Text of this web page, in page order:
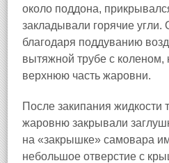
около поддона,
закладывали горячие
благодаря поддуванию
вытяжной трубе с
верхнюю часть жаровни.
После закипания жидкости
жаровню закрывали
на «закрышке» самовара
небольшое отверстие с